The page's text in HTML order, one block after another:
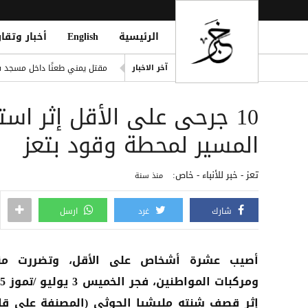
الرئيسية English أخبار
آخر الاخبار
مقتل يمني طعنًا داخل مسجد
مانشستر سيتي يرفض عرض
الشائعات.. رئة التزييف
وفاة امرأتين وغرق أحياء
10 جرحى على الأقل إثر
المسير لمحطة وقود بتعز
تعز - خبر للأنباء - خاص: منذ سنة
شارك غرد ارسل
أصيب عشرة أشخاص على الأقل، وتضررت
إثر قصف شنته مليشيا الحوثي (المصنفة على